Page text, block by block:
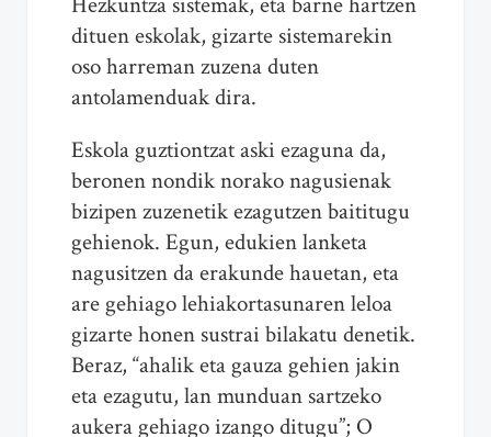
dituen eskolak, gizarte sistemarekin
oso harreman zuzena duten
antolamenduak dira.
Eskola guztiontzat aski ezaguna da,
beronen nondik norako nagusienak
bizipen zuzenetik ezagutzen baititugu
gehienok. Egun, edukien lanketa
nagusitzen da erakunde hauetan, eta
are gehiago lehiakortasunaren leloa
gizarte honen sustrai bilakatu denetik.
Beraz, “ahalik eta gauza gehien jakin
eta ezagutu, lan munduan sartzeko
aukera gehiago izango ditugu”; O